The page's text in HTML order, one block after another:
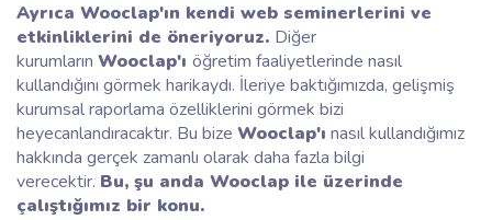
Ayrıca Wooclap'ın kendi web seminerlerini ve
etkinliklerini de öneriyoruz. Diğer
kurumların Wooclap'ı öğretim faaliyetlerinde nasıl
kullandığını görmek harikaydı. İleriye baktığımızda, gelişmiş
kurumsal raporlama özelliklerini görmek bizi
heyecanlandıracaktır. Bu bize Wooclap'ı nasıl kullandığımız
hakkında gerçek zamanlı olarak daha fazla bilgi
verecektir. Bu, şu anda Wooclap ile üzerinde
çalıştığımız bir konu.